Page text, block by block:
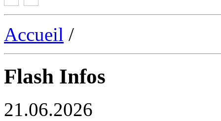
Accueil /
Flash Infos
21.06.2026